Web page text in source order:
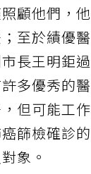
顧他們，
至於績優
長王明鉅
多優秀的
但可能工
篩檢確診
象。